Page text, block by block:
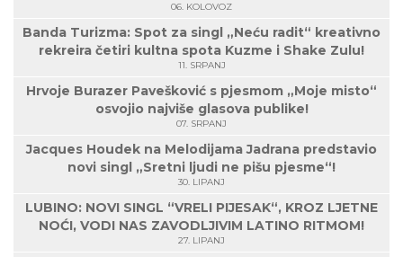
06. KOLOVOZ
Banda Turizma: Spot za singl „Neću radit“ kreativno
rekreira četiri kultna spota Kuzme i Shake Zulu!
11. SRPANJ
Hrvoje Burazer Pavešković s pjesmom „Moje misto“
osvojio najviše glasova publike!
07. SRPANJ
Jacques Houdek na Melodijama Jadrana predstavio
novi singl „Sretni ljudi ne pišu pjesme“!
30. LIPANJ
LUBINO: NOVI SINGL “VRELI PIJESAK“, KROZ LJETNE
NOĆI, VODI NAS ZAVODLJIVIM LATINO RITMOM!
27. LIPANJ